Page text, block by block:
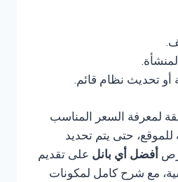
أو تحديث نظام قائم.
لمعرفة السعر المناسب
حتى يتم تحديد
أفضل أي بانل على تقديم
مع شرح كامل لمكونات